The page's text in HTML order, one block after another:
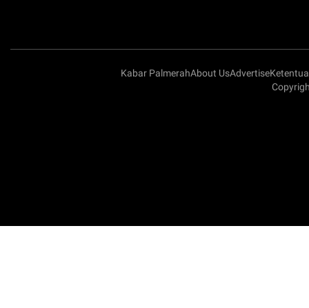
Kabar PalmerahAbout UsAdvertise